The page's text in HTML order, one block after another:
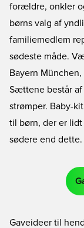
forældre, onkler
børns valg af
familiemedlem
sødeste måde.
Bayern München,
Sættene består af
strømper. Baby-
til børn, der er
sødere end dette.
Gaveideer til